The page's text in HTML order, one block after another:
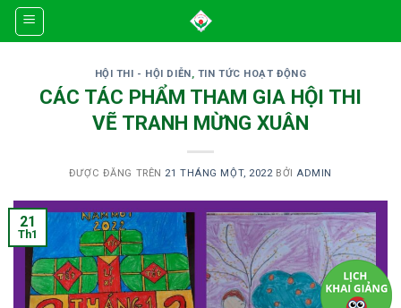
Skip
HỘI THI - HỘI DIỄN, TIN TỨC HOẠT ĐỘNG
CÁC TÁC PHẨM THAM GIA HỘI THI
VẼ TRANH MỪNG XUÂN
ĐƯỢC ĐĂNG TRÊN 21 THÁNG MỘT, 2022 BỞI ADMIN
21
Th1